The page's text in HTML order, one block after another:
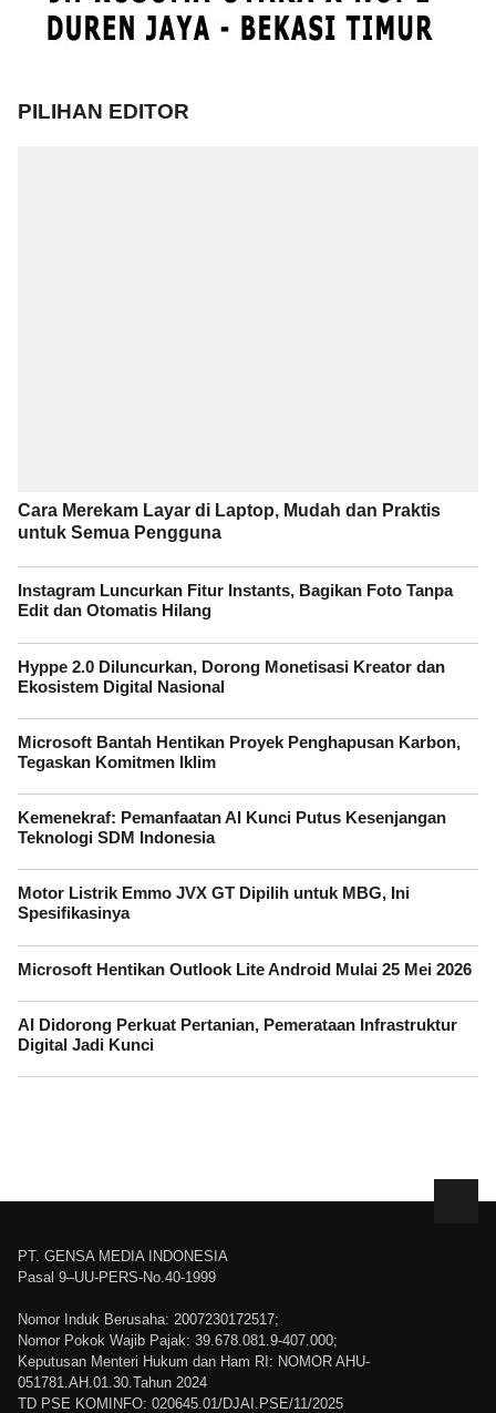
PILIHAN EDITOR
Cara Merekam Layar di Laptop, Mudah dan Praktis
untuk Semua Pengguna
Instagram Luncurkan Fitur Instants, Bagikan Foto Tanpa
Edit dan Otomatis Hilang
Hyppe 2.0 Diluncurkan, Dorong Monetisasi Kreator dan
Ekosistem Digital Nasional
Microsoft Bantah Hentikan Proyek Penghapusan Karbon,
Tegaskan Komitmen Iklim
Kemenekraf: Pemanfaatan AI Kunci Putus Kesenjangan
Teknologi SDM Indonesia
Motor Listrik Emmo JVX GT Dipilih untuk MBG, Ini
Spesifikasinya
Microsoft Hentikan Outlook Lite Android Mulai 25 Mei 2026
AI Didorong Perkuat Pertanian, Pemerataan Infrastruktur
Digital Jadi Kunci
PT. GENSA MEDIA INDONESIA
Pasal 9–UU-PERS-No.40-1999
Nomor Induk Berusaha: 2007230172517;
Nomor Pokok Wajib Pajak: 39.678.081.9-407.000;
Keputusan Menteri Hukum dan Ham RI: NOMOR AHU-
051781.AH.01.30.Tahun 2024
TD PSE KOMINFO: 020645.01/DJAI.PSE/11/2025